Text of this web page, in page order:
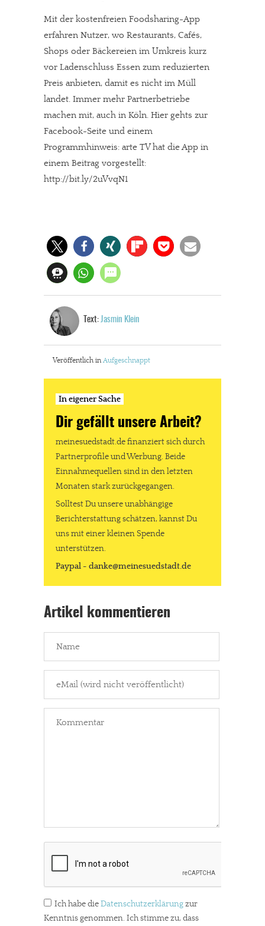
In eigener Sache
Dir gefällt unsere Arbeit?
meinesuedstadt.de finanziert sich durch Partnerprofile und
Mit der kostenfreien Foodsharing-App
erfahren Nutzer, wo Restaurants, Cafés,
Shops oder Bäckereien im Umkreis kurz
vor Ladenschluss Essen zum reduzierten
Preis anbieten, damit es nicht im Müll
landet. Immer mehr Partnerbetriebe
machen mit, auch in Köln. Hier gehts zur
Facebook-Seite und einem
Programmhinweis: arte TV hat die App in
einem Beitrag vorgestellt:
http://bit.ly/2uVvqN1
Text: Jasmin Klein
Veröffentlich inAufgeschnappt
In eigener Sache
Dir gefällt unsere Arbeit?
meinesuedstadt.de finanziert sich durch
Partnerprofile und Werbung. Beide
Einnahmequellen sind in den letzten
Monaten stark zurückgegangen.
Solltest Du unsere unabhängige
Berichterstattung schätzen, kannst Du
uns mit einer kleinen Spende
unterstützen.
Paypal - danke@meinesuedstadt.de
Artikel kommentieren
Ich habe dieDatenschutzerklärungzur
Kenntnis genommen. Ich stimme zu, dass